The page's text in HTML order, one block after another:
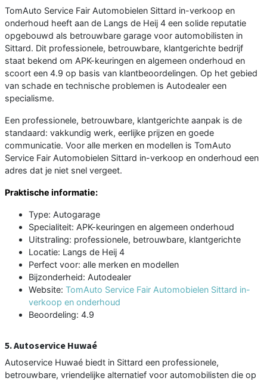
TomAuto Service Fair Automobielen Sittard in-verkoop en
onderhoud heeft aan de Langs de Heij 4 een solide reputatie
opgebouwd als betrouwbare garage voor automobilisten in
Sittard. Dit professionele, betrouwbare, klantgerichte bedrijf
staat bekend om APK-keuringen en algemeen onderhoud en
scoort een 4.9 op basis van klantbeoordelingen. Op het gebied
van schade en technische problemen is Autodealer een
specialisme.
Een professionele, betrouwbare, klantgerichte aanpak is de
standaard: vakkundig werk, eerlijke prijzen en goede
communicatie. Voor alle merken en modellen is TomAuto
Service Fair Automobielen Sittard in-verkoop en onderhoud een
adres dat je niet snel vergeet.
Praktische informatie:
Type: Autogarage
Specialiteit: APK-keuringen en algemeen onderhoud
Uitstraling: professionele, betrouwbare, klantgerichte
Locatie: Langs de Heij 4
Perfect voor: alle merken en modellen
Bijzonderheid: Autodealer
Website: TomAuto Service Fair Automobielen Sittard in-
verkoop en onderhoud
Beoordeling: 4.9
5. Autoservice Huwaé
Autoservice Huwaé biedt in Sittard een professionele,
betrouwbare, vriendelijke alternatief voor automobilisten die op